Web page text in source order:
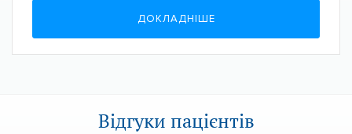
ДОКЛАДНІШЕ
Відгуки пацієнтів